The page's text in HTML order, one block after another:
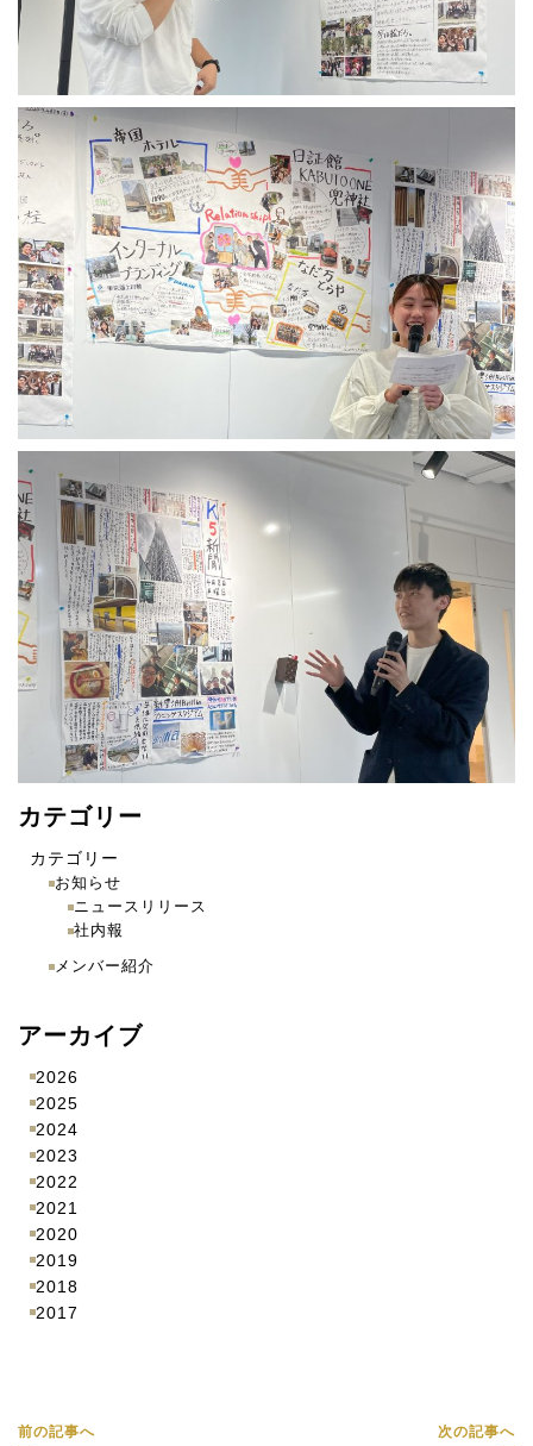
カテゴリー
カテゴリー
お知らせ
ニュースリリース
社内報
メンバー紹介
アーカイブ
2026
2025
2024
2023
2022
2021
2020
2019
2018
2017
前の記事へ 次の記事へ